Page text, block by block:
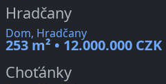
Hradčany
Dom, Hradčany
253 m² • 12.000.000 CZK
Choťánky